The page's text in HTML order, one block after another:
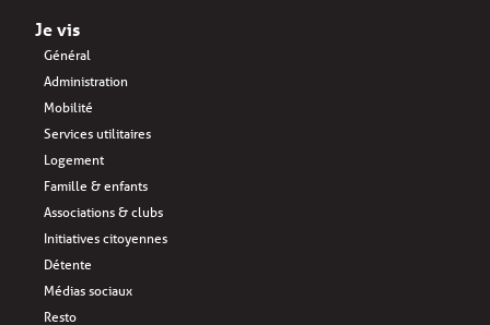
Je vis
Général
Administration
Mobilité
Services utilitaires
Logement
Famille & enfants
Associations & clubs
Initiatives citoyennes
Détente
Médias sociaux
Resto